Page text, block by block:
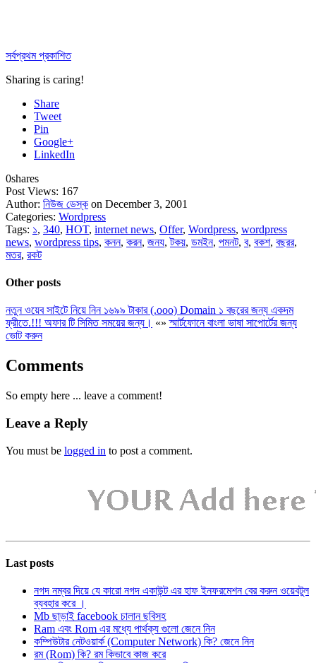
সর্বপ্রথম প্রকাশিত
Sharing is caring!
Share
Tweet
Pin
Google+
LinkedIn
0shares
Post Views: 167
Author: নিউজ ডেস্ক on December 3, 2001
Categories: Wordpress
Tags: ১, 340, HOT, internet news, Offer, Wordpress, wordpress
news, wordpress tips, কনন, করন, জনয,টকয়, ডমইন, পমনট, ব, বকশ, বছরর,
মতর, রকট
Other posts
নতুন ওয়েব সাইটে নিয়ে নিন ১৬৯৯ টাকার (.ooo) Domain ১ বছরের জন্য একদম
ফ্রীতে.!!! অফার টি সিমিত সময়ের জন্য। «»স্মার্টফোনে বাংলা ভাষা সাপোর্টের জন্য
ভোট করুন
Comments
So empty here ... leave a comment!
Leave a Reply
You must be logged in to post a comment.
Last posts
নগদ নম্বর দিয়ে যে কারো নগদ একাউন্ট এর হাফ ইনফরমেশন বের করুন ওয়েবটুল
ব্যবহার করে ।
Mb ছাড়াই facebook চালান ছবিসহ
Ram এবং Rom এর মধ্যে পার্থক্য গুলো জেনে নিন
কম্পিউটার নেটওয়ার্ক (Computer Network) কি? জেনে নিন
রম (Rom) কি? রম কিভাবে কাজ করে